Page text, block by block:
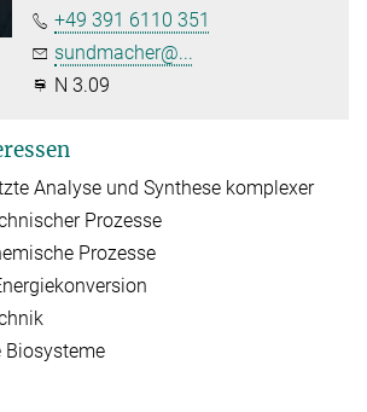
+49 391 6110 351
sundmacher@...
N 3.09
Analyse und Synthese komplexer
Prozesse
Prozesse
Biosysteme